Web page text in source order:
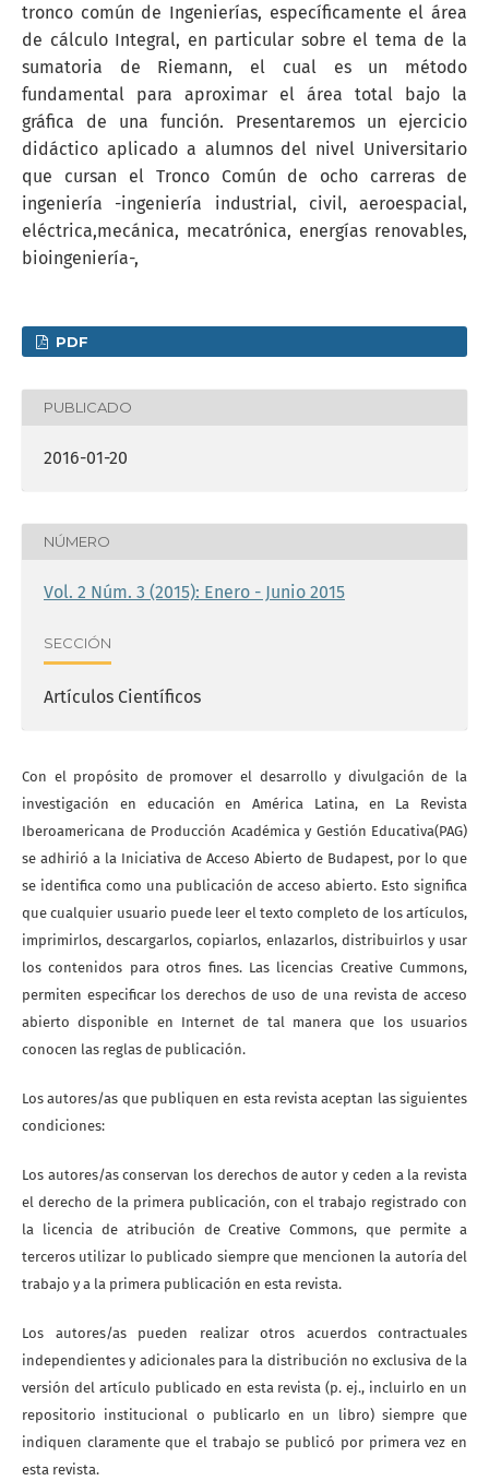
tronco común de Ingenierías, específicamente el área
de cálculo Integral, en particular sobre el tema de la
sumatoria de Riemann, el cual es un método
fundamental para aproximar el área total bajo la
gráfica de una función. Presentaremos un ejercicio
didáctico aplicado a alumnos del nivel Universitario
que cursan el Tronco Común de ocho carreras de
ingeniería -ingeniería industrial, civil, aeroespacial,
eléctrica,mecánica, mecatrónica, energías renovables,
bioingeniería-,
PDF
PUBLICADO
2016-01-20
NÚMERO
Vol. 2 Núm. 3 (2015): Enero - Junio 2015
SECCIÓN
Artículos Científicos
Con el propósito de promover el desarrollo y divulgación de la
investigación en educación en América Latina, en La Revista
Iberoamericana de Producción Académica y Gestión Educativa(PAG)
se adhirió a la Iniciativa de Acceso Abierto de Budapest, por lo que
se identifica como una publicación de acceso abierto. Esto significa
que cualquier usuario puede leer el texto completo de los artículos,
imprimirlos, descargarlos, copiarlos, enlazarlos, distribuirlos y usar
los contenidos para otros fines. Las licencias Creative Cummons,
permiten especificar los derechos de uso de una revista de acceso
abierto disponible en Internet de tal manera que los usuarios
conocen las reglas de publicación.
Los autores/as que publiquen en esta revista aceptan las siguientes
condiciones:
Los autores/as conservan los derechos de autor y ceden a la revista
el derecho de la primera publicación, con el trabajo registrado con
la licencia de atribución de Creative Commons, que permite a
terceros utilizar lo publicado siempre que mencionen la autoría del
trabajo y a la primera publicación en esta revista.
Los autores/as pueden realizar otros acuerdos contractuales
independientes y adicionales para la distribución no exclusiva de la
versión del artículo publicado en esta revista (p. ej., incluirlo en un
repositorio institucional o publicarlo en un libro) siempre que
indiquen claramente que el trabajo se publicó por primera vez en
esta revista.